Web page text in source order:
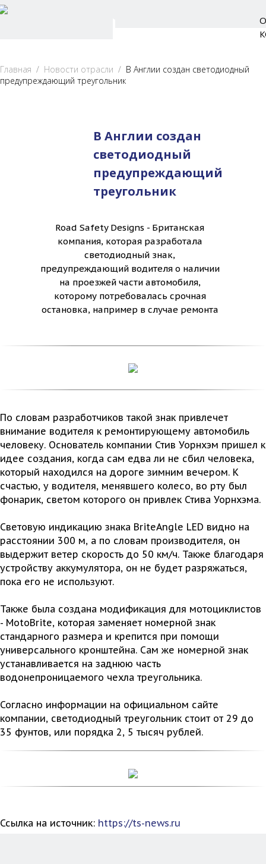
О
Главная / Новости отрасли / В Англии создан светодиодный
предупреждающий треугольник
В Англии создан
светодиодный
предупреждающий
треугольник
Road Safety Designs - Британская
компания, которая разработала
светодиодный знак,
предупреждающий водителя о наличии
на проезжей части автомобиля,
которому потребовалась срочная
остановка, например в случае ремонта
По словам разработчиков такой знак привлечет
внимание водителя к ремонтирующему автомобиль
человеку. Основатель компании Стив Уорнхэм пришел к
идее создания, когда сам едва ли не сбил человека,
который находился на дороге зимним вечером. К
счастью, у водителя, менявшего колесо, во рту был
фонарик, светом которого он привлек Стива Уорнхэма.
Световую индикацию знака BriteAngle LED видно на
расстоянии 300 м, а по словам производителя, он
выдержит ветер скорость до 50 км/ч. Также благодаря
устройству аккумулятора, он не будет разряжаться,
пока его не используют.
Также была создана модификация для мотоциклистов
- MotoBrite, которая заменяет номерной знак
стандарного размера и крепится при помощи
универсального кронштейна. Сам же номерной знак
устанавливается на заднюю часть
водонепроницаемого чехла треугольника.
Согласно информации на официальном сайте
компании, светодиодный треугольник стоит от 29 до
35 фунтов, или порядка 2, 5 тысяч рублей.
Ссылка на источник: https://ts-news.ru